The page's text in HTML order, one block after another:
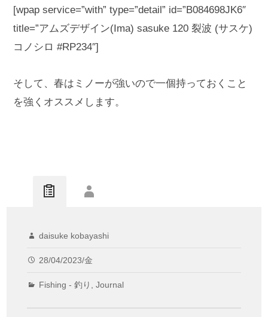
[wpap service=”with” type=”detail” id=”B084698JK6″
title=”アムズデザイン(Ima) sasuke 120 裂波 (サスケ)
コノシロ #RP234″]
そして、春はミノーが強いので一個持っておくこと
を強くオススメします。
daisuke kobayashi
28/04/2023/金
Fishing - 釣り ,Journal